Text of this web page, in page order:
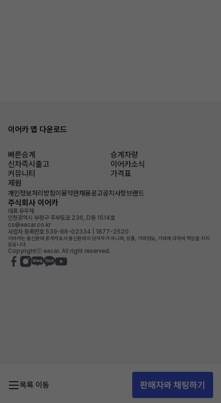
목록 이동 판매자와 채팅하기
이어카 앱 다운로드
빠른승계
승계차량
신차즉시출고
이어카소식
커뮤니티
가격표
제원
개인정보처리방침이용약관채용공고공지사항브랜드
주식회사 이어카
대표 유우재
인천광역시 부평구 주부토로 236, D동 1514호
cs@eacar.co.kr
사업자 등록번호 539-88-02334 | 1877-2520
이어카는 통신판매 중개자로서 통신판매의 당사자가 아니며, 상품, 거래정보, 거래에 대하여 책임을 지지
않습니다.
Copyrightⓒ eacar. All right reserved.